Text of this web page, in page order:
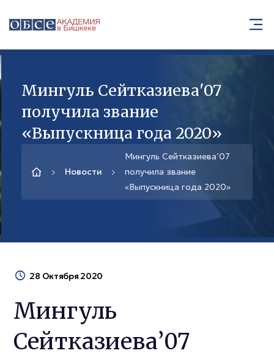
Мингуль Сейтказиева'07
получила звание
«Выпускница года 2020»
Новости
Мингуль Сейтказиева’07
получила звание
«Выпускница года 2020»
28 Октября 2020
Мингуль
Сейтказиева’07